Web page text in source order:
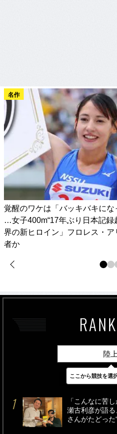
名作
覚醒のワケは「バッキバキにな
…女子400m“17年ぶり日本記録
界の新ヒロイン」フロレス・
者か
陸上
最新 24時
「こんなに苦
瀬古利彦が語
さんがたどった
ここから競技を選